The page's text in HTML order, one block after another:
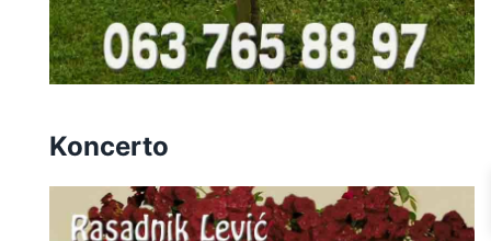
Koncerto